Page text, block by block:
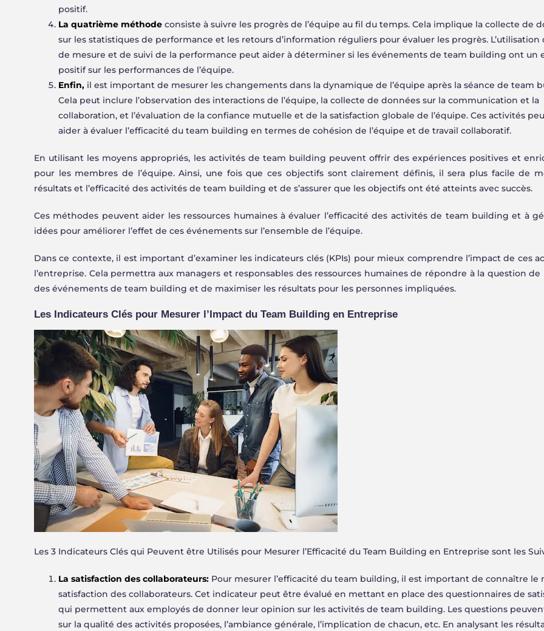
positif.
La quatrième méthode consiste à suivre les progrès de l’équipe au fil du temps. Cela implique la collecte de
sur les statistiques de performance et les retours d’information réguliers pour évaluer les progrès. L’utilisation
de mesure et de suivi de la performance peut aider à déterminer si les événements de team building ont un
positif sur les performances de l’équipe.
Enfin, il est important de mesurer les changements dans la dynamique de l’équipe après la séance de team
Cela peut inclure l’observation des interactions de l’équipe, la collecte de données sur la communication et la
collaboration, et l’évaluation de la confiance mutuelle et de la satisfaction globale de l’équipe. Ces activités
aider à évaluer l’efficacité du team building en termes de cohésion de l’équipe et de travail collaboratif.
En utilisant les moyens appropriés, les activités de team building peuvent offrir des expériences positives et
pour les membres de l’équipe. Ainsi, une fois que ces objectifs sont clairement définis, il sera plus facile de
résultats et l’efficacité des activités de team building et de s’assurer que les objectifs ont été atteints avec succès.
Ces méthodes peuvent aider les ressources humaines à évaluer l’efficacité des activités de team building et à
idées pour améliorer l’effet de ces événements sur l’ensemble de l’équipe.
Dans ce contexte, il est important d’examiner les indicateurs clés (KPIs) pour mieux comprendre l’impact de ces
l’entreprise. Cela permettra aux managers et responsables des ressources humaines de répondre à la question de
des événements de team building et de maximiser les résultats pour les personnes impliquées.
Les Indicateurs Clés pour Mesurer l’Impact du Team Building en Entreprise
Les 3 Indicateurs Clés qui Peuvent être Utilisés pour Mesurer l’Efficacité du Team Building en Entreprise sont les
La satisfaction des collaborateurs: Pour mesurer l’efficacité du team building, il est important de connaître le
satisfaction des collaborateurs. Cet indicateur peut être évalué en mettant en place des questionnaires de
qui permettent aux employés de donner leur opinion sur les activités de team building. Les questions
sur la qualité des activités proposées, l’ambiance générale, l’implication de chacun, etc. En analysant les